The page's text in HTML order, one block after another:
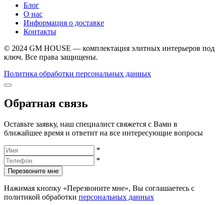
Блог
О нас
Информация о доставке
Контакты
© 2024 GM HOUSE — комплектация элитных интерьеров под
ключ. Все права защищены.
Политика обработки персональных данных
Обратная связь
Оставьте заявку, наш специалист свяжется с Вами в
ближайшее время и ответит на все интересующие вопросы
*
*
Перезвоните мне
Нажимая кнопку «Перезвоните мне», Вы соглашаетесь с
политикой обработки персональных данных